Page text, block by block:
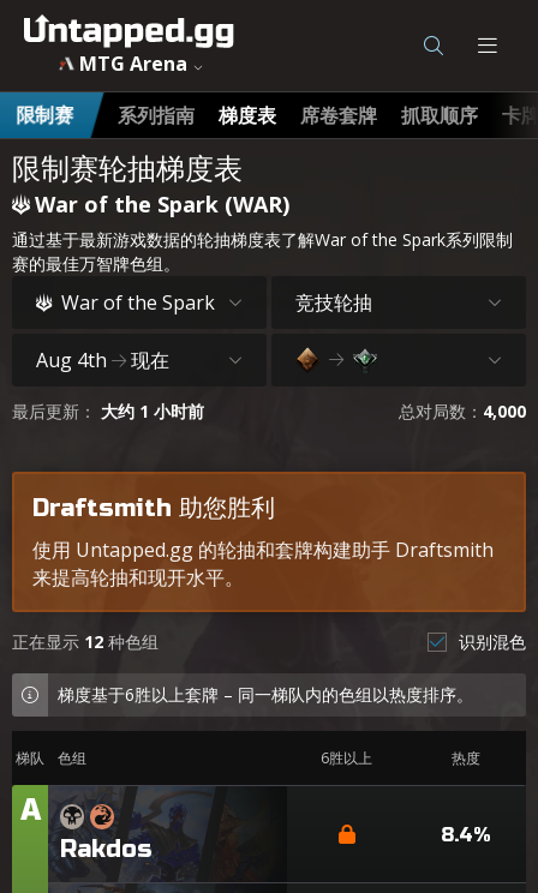
MTG Arena
限制赛
系列指南 梯度表 席卷套牌 抓取顺序 卡
限制赛轮抽梯度表
War of the Spark (WAR)
通过基于最新游戏数据的轮抽梯度表了解War of the Spark系列限制
赛的最佳万智牌色组。
War of the Spark 竞技轮抽
Aug 4th 现在
最后更新： 大约 1 小时前 总对局数： 4,000
Draftsmith 助您胜利
使用 Untapped.gg 的轮抽和套牌构建助手 Draftsmith
来提高轮抽和现开水平。
正在显示 12 种色组 识别混色
梯度基于6胜以上套牌 – 同一梯队内的色组以热度排序。
梯队 色组 6胜以上 热度
梯
A
Rakdos 8.4%